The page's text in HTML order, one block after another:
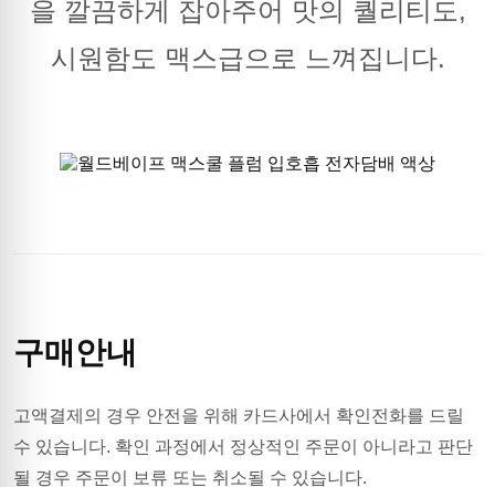
을 깔끔하게 잡아주어 맛의 퀄리티도,
시원함도 맥스급으로 느껴집니다.
구매안내
고액결제의 경우 안전을 위해 카드사에서 확인전화를 드릴
수 있습니다. 확인 과정에서 정상적인 주문이 아니라고 판단
될 경우 주문이 보류 또는 취소될 수 있습니다.